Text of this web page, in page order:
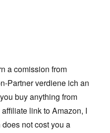
a comission from
Partner verdiene ich an
buy anything from
link to Amazon, I
not cost you a